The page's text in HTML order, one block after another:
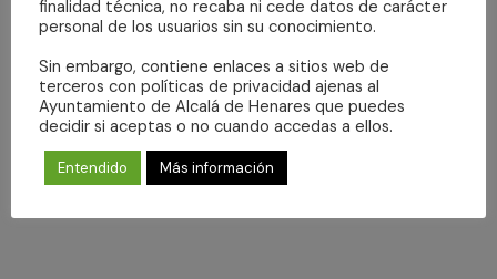
vistas
Suscribirse al calendario
finalidad técnica, no recaba ni cede datos de carácter
personal de los usuarios sin su conocimiento.
Sin embargo, contiene enlaces a sitios web de
terceros con políticas de privacidad ajenas al
Ayuntamiento de Alcalá de Henares que puedes
decidir si aceptas o no cuando accedas a ellos.
Entendido Más información